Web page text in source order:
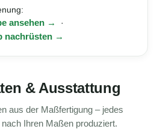
ansehen →
·
nachrüsten →
& Ausstattung
aus der Maßfertigung – jedes
Ihren Maßen produziert.